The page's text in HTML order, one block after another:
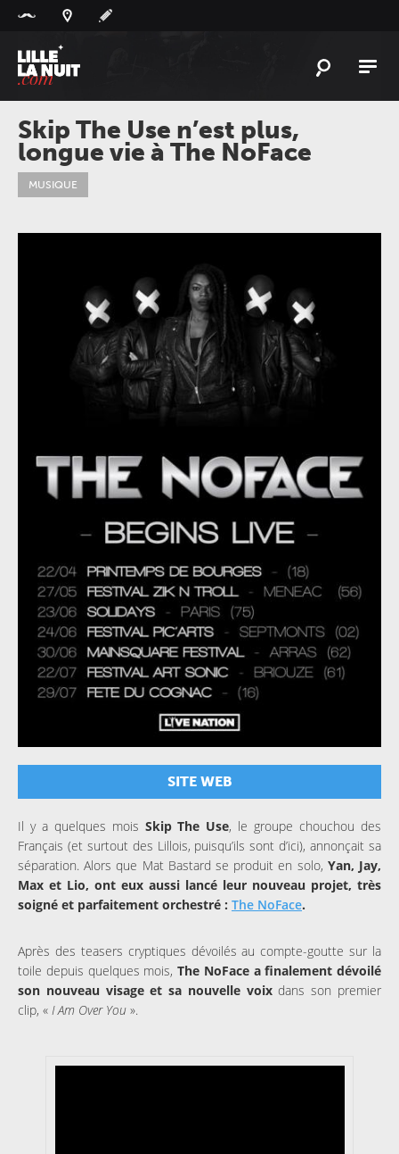
L'ACTU
L'AGENDA
LESLIEUX
PLAYLIST
LILLELANUIT
Skip The Use n’est plus,
longue vie à The NoFace
MUSIQUE
SITE WEB
Il y a quelques mois Skip The Use, le groupe chouchou des
Français (et surtout des Lillois, puisqu’ils sont d’ici), annonçait sa
séparation. Alors que Mat Bastard se produit en solo, Yan, Jay,
Max et Lio, ont eux aussi lancé leur nouveau projet, très
soigné et parfaitement orchestré : The NoFace.
Après des teasers cryptiques dévoilés au compte-goutte sur la
toile depuis quelques mois, The NoFace a finalement dévoilé
son nouveau visage et sa nouvelle voixdans son premier
clip, « I Am Over You ».
Panneau de gestion des cookies